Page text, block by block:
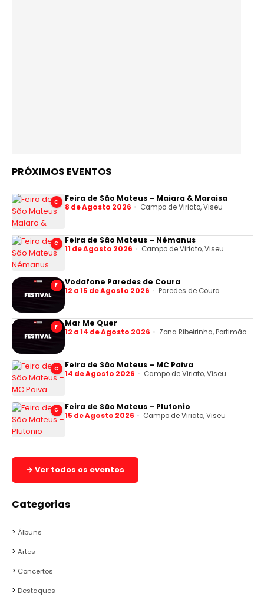
PRÓXIMOS EVENTOS
C Feira de São Mateus – Maiara & Maraisa
8 de Agosto 2026 Campo de Viriato, Viseu
C Feira de São Mateus – Némanus
11 de Agosto 2026 Campo de Viriato, Viseu
F Vodafone Paredes de Coura
12 a 15 de Agosto 2026 Paredes de Coura
F Mar Me Quer
12 a 14 de Agosto 2026 Zona Ribeirinha, Portimão
C Feira de São Mateus – MC Paiva
14 de Agosto 2026 Campo de Viriato, Viseu
C Feira de São Mateus – Plutonio
15 de Agosto 2026 Campo de Viriato, Viseu
→ Ver todos os eventos
Categorias
Álbuns
Artes
Concertos
Destaques